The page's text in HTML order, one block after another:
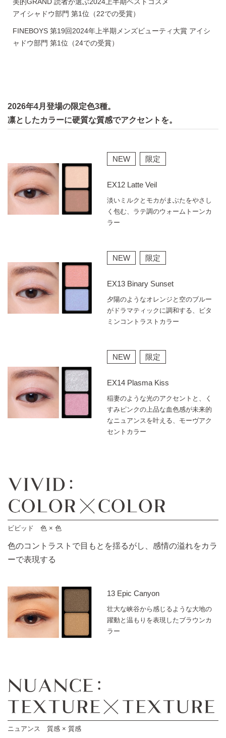
美的GRAND 読者が選ぶ2024上半期ベストコスメ
アイシャドウ部門 第1位（22での受賞）
FINEBOYS 第19回2024年上半期メンズビューティ大賞 アイシ
ャドウ部門 第1位（24での受賞）
2026年4月登場の限定色3種。
凛としたカラーに硬質な質感でアクセントを。
NEW 限定
EX12 Latte Veil
淡いミルクとモカがまぶたをやさし
く包む、ラテ調のウォームトーンカ
ラー
NEW 限定
EX13 Binary Sunset
夕陽のようなオレンジと空のブルー
がドラマティックに調和する、ビタ
ミンコントラストカラー
NEW 限定
EX14 Plasma Kiss
稲妻のような光のアクセントと、く
すみピンクの上品な血色感が未来的
なニュアンスを叶える、モーヴアク
セントカラー
ビビッド 色 × 色
色のコントラストで目もとを揺るがし、 感情の溢れをカラ
ーで表現する
13 Epic Canyon
壮大な峡谷から感じるような大地の
躍動と温もりを表現したブラウンカ
ラー
ニュアンス 質感 × 質感